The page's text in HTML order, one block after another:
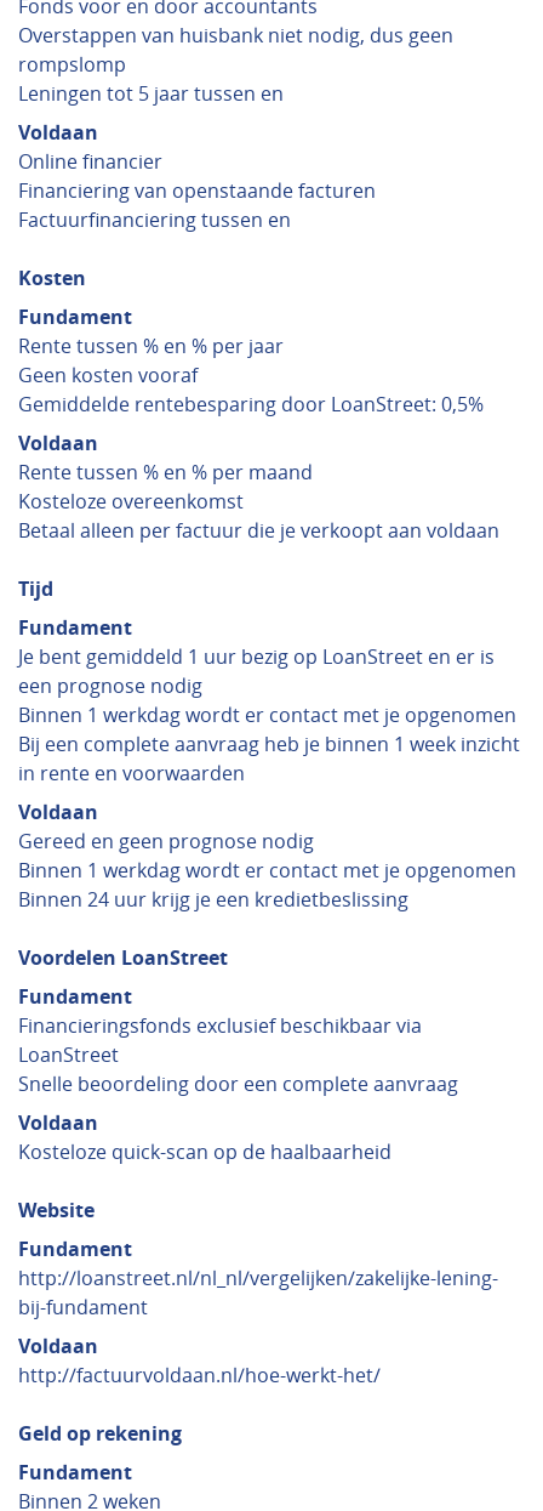
Fonds voor en door accountants
Overstappen van huisbank niet nodig, dus geen
rompslomp
Leningen tot 5 jaar tussen en
Voldaan
Online financier
Financiering van openstaande facturen
Factuurfinanciering tussen en
Kosten
Fundament
Rente tussen % en % per jaar
Geen kosten vooraf
Gemiddelde rentebesparing door LoanStreet: 0,5%
Voldaan
Rente tussen % en % per maand
Kosteloze overeenkomst
Betaal alleen per factuur die je verkoopt aan voldaan
Tijd
Fundament
Je bent gemiddeld 1 uur bezig op LoanStreet en er is
een prognose nodig
Binnen 1 werkdag wordt er contact met je opgenomen
Bij een complete aanvraag heb je binnen 1 week inzicht
in rente en voorwaarden
Voldaan
Gereed en geen prognose nodig
Binnen 1 werkdag wordt er contact met je opgenomen
Binnen 24 uur krijg je een kredietbeslissing
Voordelen LoanStreet
Fundament
Financieringsfonds exclusief beschikbaar via
LoanStreet
Snelle beoordeling door een complete aanvraag
Voldaan
Kosteloze quick-scan op de haalbaarheid
Website
Fundament
http://loanstreet.nl/nl_nl/vergelijken/zakelijke-lening-
bij-fundament
Voldaan
http://factuurvoldaan.nl/hoe-werkt-het/
Geld op rekening
Fundament
Binnen 2 weken